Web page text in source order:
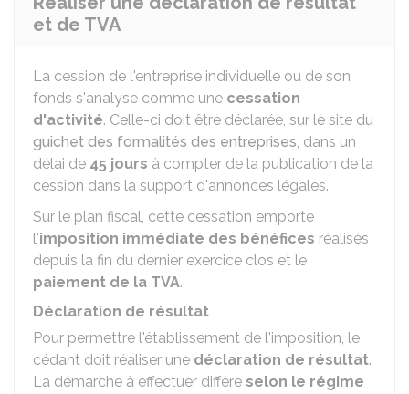
et de TVA
La cession de l'entreprise individuelle ou de son
fonds s'analyse comme une cessation
d'activité. Celle-ci doit être déclarée, sur le site du
guichet des formalités des entreprises, dans un
délai de 45 jours à compter de la publication de la
cession dans la support d'annonces légales.
Sur le plan fiscal, cette cessation emporte
l'imposition immédiate des bénéfices réalisés
depuis la fin du dernier exercice clos et le
paiement de la TVA.
Déclaration de résultat
Pour permettre l'établissement de l'imposition, le
cédant doit réaliser une déclaration de résultat.
La démarche à effectuer diffère selon le régime